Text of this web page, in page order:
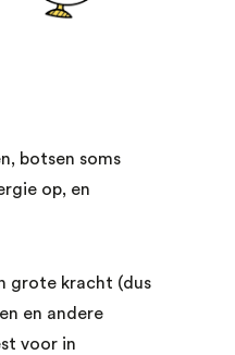
botsen soms
op, en
grote kracht (dus
en andere
voor in